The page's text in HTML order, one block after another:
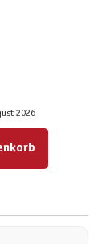
2026
um die Anzahl zu